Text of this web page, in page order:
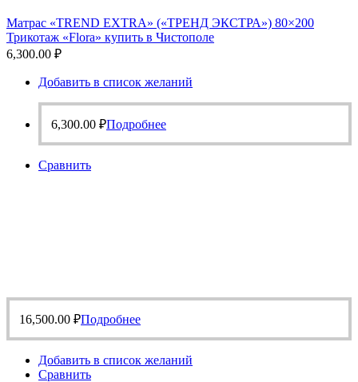
Матрас «TREND EXTRA» («ТРЕНД ЭКСТРА») 80×200
Трикотаж «Flora» купить в Чистополе
6,300.00 ₽
Добавить в список желаний
6,300.00 ₽Подробнее
Сравнить
16,500.00 ₽Подробнее
Добавить в список желаний
Сравнить